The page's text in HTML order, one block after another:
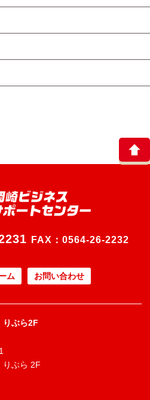
FAX：0564-26-2232
ム お問い合わせ
りぶら2F
りぶら 2F